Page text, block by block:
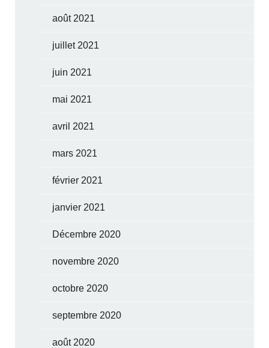
août 2021
juillet 2021
juin 2021
mai 2021
avril 2021
mars 2021
février 2021
janvier 2021
Décembre 2020
novembre 2020
octobre 2020
septembre 2020
août 2020